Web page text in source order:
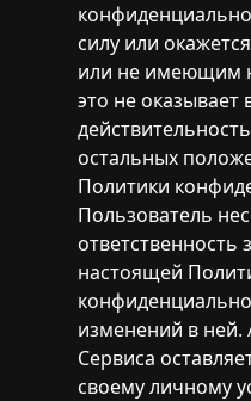
силу или
или не имеющим
это не оказывает
остальных
Политики
Пользователь
ответственность
настоящей
изменений в ней.
Сервиса
своему личному